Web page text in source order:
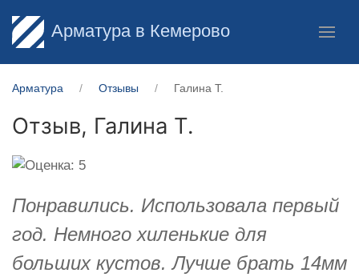
Арматура в Кемерово
Арматура Отзывы Галина Т.
Отзыв, Галина Т.
Понравились. Использовала первый
год. Немного хиленькие для
больших кустов. Лучше брать 14мм